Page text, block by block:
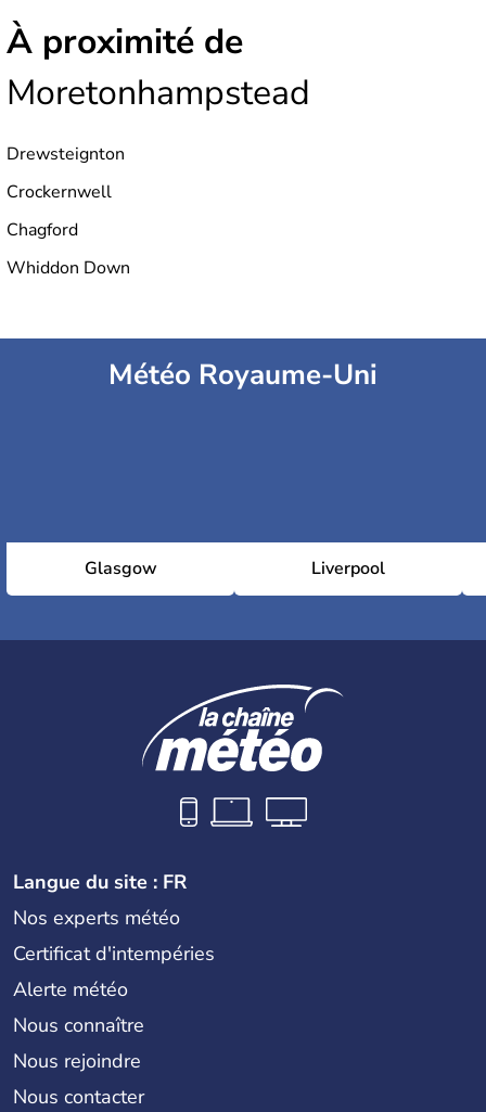
À proximité de
Moretonhampstead
Drewsteignton
Crockernwell
Chagford
Whiddon Down
Météo Royaume-Uni
Glasgow Liverpool
Langue du site : FR
Nos experts météo
Certificat d'intempéries
Alerte météo
Nous connaître
Nous rejoindre
Nous contacter